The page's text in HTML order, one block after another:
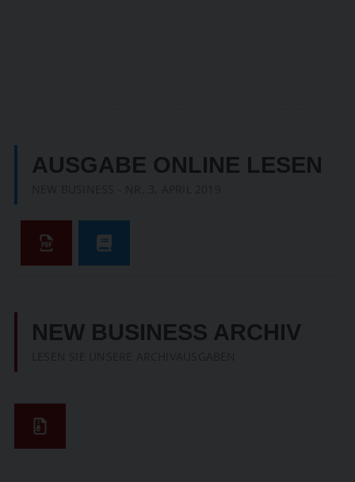
AUSGABE ONLINE LESEN
NEW BUSINESS ARCHIV